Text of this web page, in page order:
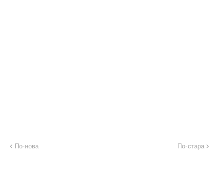
По-нова По-стара